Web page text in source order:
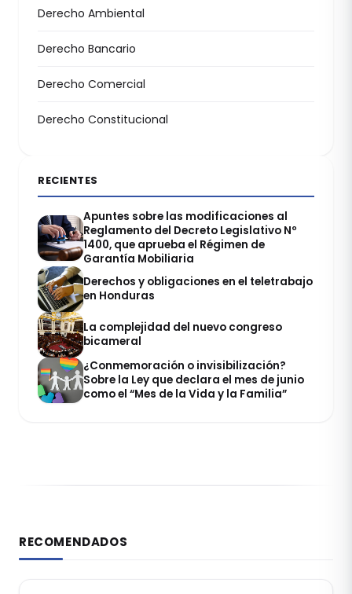
Derecho Ambiental
Derecho Bancario
Derecho Comercial
Derecho Constitucional
RECIENTES
Apuntes sobre las modificaciones al
Reglamento del Decreto Legislativo Nº
1400, que aprueba el Régimen de
Garantía Mobiliaria
Derechos y obligaciones en el teletrabajo
en Honduras
La complejidad del nuevo congreso
bicameral
¿Conmemoración o invisibilización?
Sobre la Ley que declara el mes de junio
como el “Mes de la Vida y la Familia”
RECOMENDADOS
DERECHO REGISTRAL